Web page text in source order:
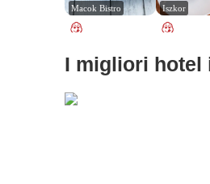
Macok Bistro Iszkor
I migliori hotel